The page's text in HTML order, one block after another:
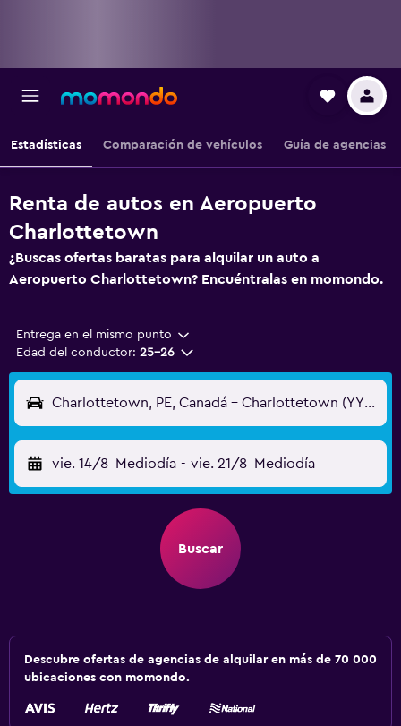
Estadísticas Comparación de vehículos Guía de agencias
Renta de autos en Aeropuerto
Charlottetown
¿Buscas ofertas baratas para alquilar un auto a
Aeropuerto Charlottetown? Encuéntralas en momondo.
Entrega en el mismo punto
Edad del conductor: 25-26
Charlottetown, PE, Canadá - Charlottetown (YYG)
vie. 14/8 Mediodía - vie. 21/8 Mediodía
Buscar
Descubre ofertas de agencias de alquilar en más de 70 000
ubicaciones con momondo.